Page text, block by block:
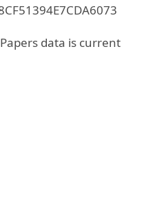
data is current